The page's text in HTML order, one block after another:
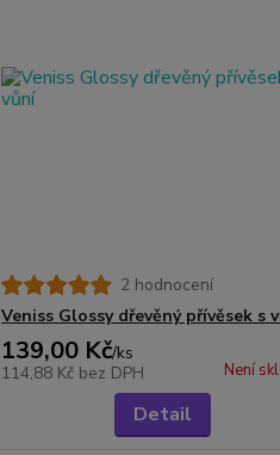
2 hodnocení
Veniss Glossy dřevěný přívěsek s
139,00 Kč/ks
114,88 Kč bez DPH Není
Detail